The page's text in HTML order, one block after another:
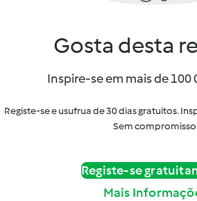
Gosta desta
Inspire-se em mais de 100
Registe-se e usufrua de 30 dias gratuitos.
Sem
Registe-se
Mais